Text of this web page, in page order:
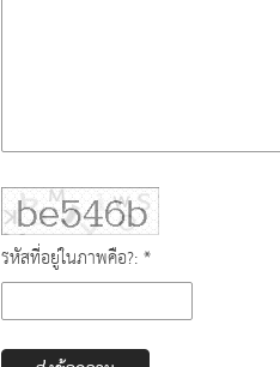
รหัสที่อยู่ในภาพคือ?: *